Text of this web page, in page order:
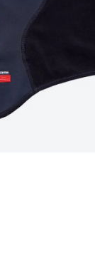
Doprava a platba